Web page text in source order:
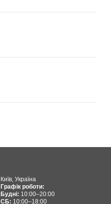
Київ, Україна
Графік роботи:
Будні: 10:00–20:00
СБ: 10:00–18:00